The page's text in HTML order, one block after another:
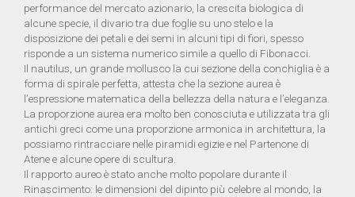
CART
performance del mercato azionario, la crescita biologica di
alcune specie, il divario tra due foglie su uno stelo e la
disposizione dei petali e dei semi in alcuni tipi di fiori, spesso
risponde a un sistema numerico simile a quello di Fibonacci.
Il nautilus, un grande mollusco la cui sezione della conchiglia è a
forma di spirale perfetta, attesta che la sezione aurea è
l’espressione matematica della bellezza della natura e l’eleganza.
La proporzione aurea era molto ben conosciuta e utilizzata tra gli
antichi greci come una proporzione armonica in architettura, la
possiamo rintracciare nelle piramidi egizie e nel Partenone di
Atene e alcune opere di scultura.
Il rapporto aureo è stato anche molto popolare durante il
Rinascimento: le dimensioni del dipinto più celebre al mondo, la